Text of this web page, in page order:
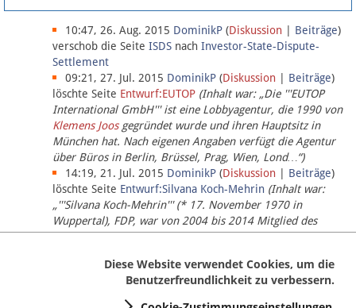
Über Lobbypedia
Impressum
10:47, 26. Aug. 2015 DominikP (Diskussion Beiträge)
verschob die Seite ISDS nach Investor-State-Dispute-
Settlement
09:21, 27. Jul. 2015 DominikP (Diskussion Beiträge)
löschte Seite Entwurf:EUTOP (Inhalt war: „Die '''EUTOP
International GmbH''' ist eine Lobbyagentur, die 1990 von
Klemens Joosgegründet wurde und ihren Hauptsitz in
München hat. Nach eigenen Angaben verfügt die Agentur
über Büros in Berlin, Brüssel, Prag, Wien, Lond…“)
14:19, 21. Jul. 2015 DominikP (Diskussion Beiträge)
löschte Seite Entwurf:Silvana Koch-Mehrin (Inhalt war:
„'''Silvana Koch-Mehrin''' (* 17. November 1970 in
Wuppertal), FDP, war von 2004 bis 2014 Mitglied des
Europäischen Parlaments, seit November 2014 ist sie für
Diese Website verwendet Cookies, um die
Benutzerfreundlichkeit zu verbessern.